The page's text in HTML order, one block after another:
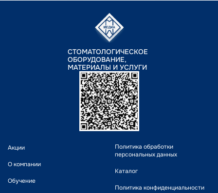
СТОМАТОЛОГИЧЕСКОЕ
ОБОРУДОВАНИЕ,
МАТЕРИАЛЫ И УСЛУГИ
Акции
О компании
Обучение
Политика обработки
персональных данных
Каталог
Политика конфиденциальности